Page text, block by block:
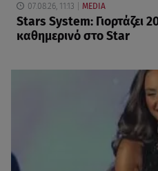
07.08.26, 11:13 MEDIA
Stars System: Γιορτάζει
καθημερινό στο Star